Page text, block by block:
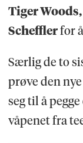
Tiger
Schefflerfor
Særlig de to
prøve den
seg til å
våpenet fra